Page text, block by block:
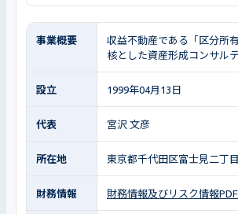
事業概要
収益不動産である「区分所
核とした資産形成コンサル
設立 1999年04月13日
代表 宮沢 文彦
所在地 東京都千代田区富士見二丁
財務情報 財務情報及びリスク情報PDF